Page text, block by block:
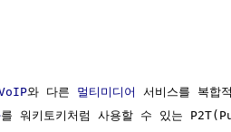
와 다른 멀티미디어
서비스를 복합
를 워키토키처럼 사용할 수 있는